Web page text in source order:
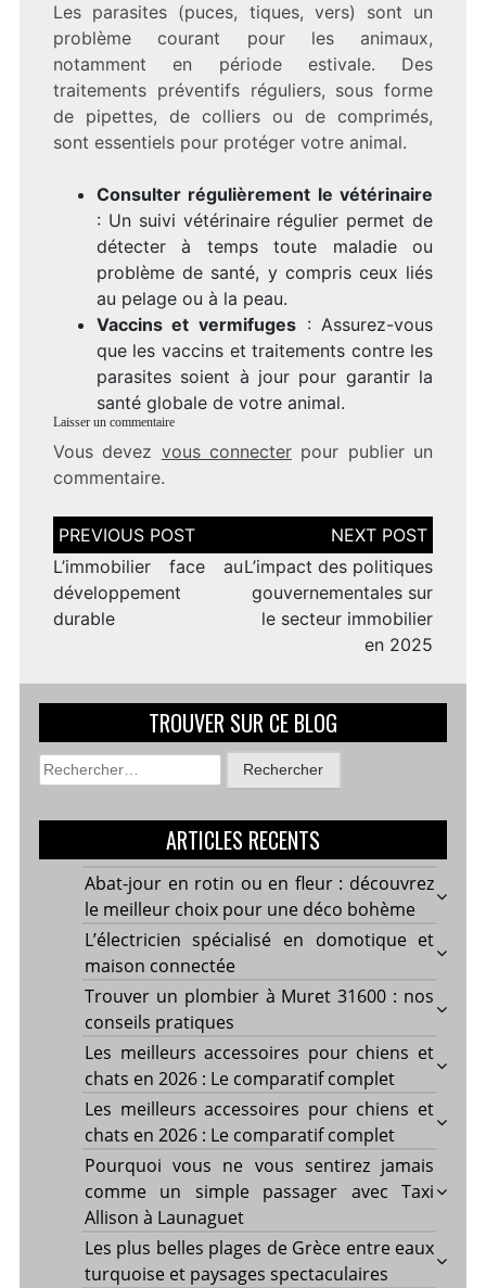
Les parasites (puces, tiques, vers) sont un
problème courant pour les animaux,
notamment en période estivale. Des
traitements préventifs réguliers, sous forme
de pipettes, de colliers ou de comprimés,
sont essentiels pour protéger votre animal.
Consulter régulièrement le vétérinaire
: Un suivi vétérinaire régulier permet de
détecter à temps toute maladie ou
problème de santé, y compris ceux liés
au pelage ou à la peau.
Vaccins et vermifuges : Assurez-vous
que les vaccins et traitements contre les
parasites soient à jour pour garantir la
santé globale de votre animal.
Laisser un commentaire
Vous devez vous connecter pour publier un
commentaire.
Navigation
de
l’article
L’immobilier face au
développement
durable
L’impact des politiques
gouvernementales sur
le secteur immobilier
en 2025
TROUVER SUR CE BLOG
Rechercher :
ARTICLES RECENTS
Abat-jour en rotin ou en fleur : découvrez
le meilleur choix pour une déco bohème
L’électricien spécialisé en domotique et
maison connectée
Trouver un plombier à Muret 31600 : nos
conseils pratiques
Les meilleurs accessoires pour chiens et
chats en 2026 : Le comparatif complet
Les meilleurs accessoires pour chiens et
chats en 2026 : Le comparatif complet
Pourquoi vous ne vous sentirez jamais
comme un simple passager avec Taxi
Allison à Launaguet
Les plus belles plages de Grèce entre eaux
turquoise et paysages spectaculaires